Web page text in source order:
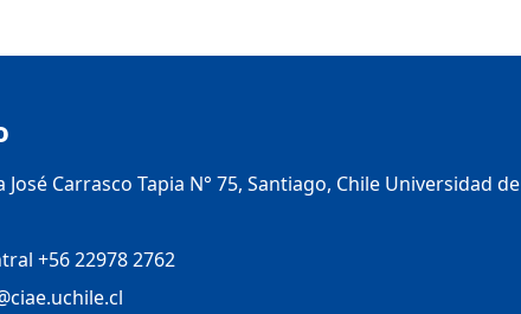
José Carrasco Tapia N° 75, Santiago, Chile Universidad de
+56 22978 2762